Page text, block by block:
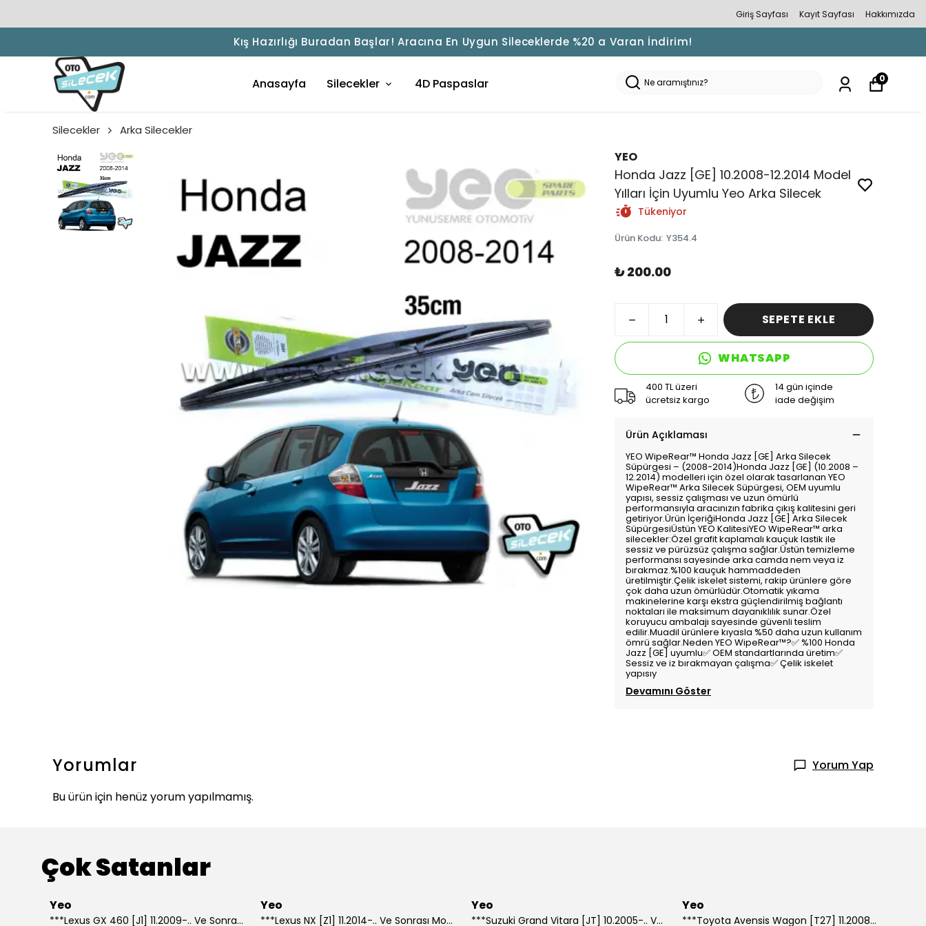
Giriş Sayfası Kayıt Sayfası Hakkımızda
Kış Hazırlığı Buradan Başlar! Aracına En Uygun Sileceklerde %20 a Varan İndirim!
Anasayfa Silecekler 4D Paspaslar 0
Silecekler Arka Silecekler
YEO
Honda Jazz [GE] 10.2008-12.2014 Model
Yılları İçin Uyumlu Yeo Arka Silecek
Tükeniyor
Ürün Kodu: Y354.4
₺ 200.00
SEPETE EKLE
WHATSAPP
400 TL üzeri
ücretsiz kargo
14 gün içinde
iade değişim
Ürün Açıklaması
YEO WipeRear™️ Honda Jazz [GE] Arka Silecek
Süpürgesi – (2008-2014)Honda Jazz [GE] (10.2008 –
12.2014) modelleri için özel olarak tasarlanan YEO
WipeRear™️ Arka Silecek Süpürgesi, OEM uyumlu
yapısı, sessiz çalışması ve uzun ömürlü
performansıyla aracınızın fabrika çıkış kalitesini geri
getiriyor.Ürün İçeriğiHonda Jazz [GE] Arka Silecek
SüpürgesiÜstün YEO KalitesiYEO WipeRear™️ arka
silecekler:Özel grafit kaplamalı kauçuk lastik ile
sessiz ve pürüzsüz çalışma sağlar.Üstün temizleme
performansı sayesinde arka camda nem veya iz
bırakmaz.%100 kauçuk hammaddeden
üretilmiştir.Çelik iskelet sistemi, rakip ürünlere göre
çok daha uzun ömürlüdür.Otomatik yıkama
makinelerine karşı ekstra güçlendirilmiş bağlantı
noktaları ile maksimum dayanıklılık sunar.Özel
koruyucu ambalajı sayesinde güvenli teslim
edilir.Muadil ürünlere kıyasla %50 daha uzun kullanım
ömrü sağlar.Neden YEO WipeRear™️?✅ %100 Honda
Jazz [GE] uyumlu✅ OEM standartlarında üretim✅
Sessiz ve iz bırakmayan çalışma✅ Çelik iskelet
yapısıy
Devamını Göster
Yorumlar
Yorum Yap
Bu ürün için henüz yorum yapılmamış.
Çok Satanlar
Yeo
***Lexus GX 460 [J1] 11.2009-.. Ve Sonrası Model Yılları İçin Uyumlu Yeo Arka Silecek
Yeo
***Lexus NX [Z1] 11.2014-.. Ve Sonrası Model Yılları İçin Uyumlu Yeo Arka Silecek
Yeo
***Suzuki Grand Vitara [JT] 10.2005-.. Ve Sonrası Model Yılları İçin Uyumlu Yeo Arka Silecek
Yeo
***Toyota Avensis Wagon [T27] 11.2008-.. Ve Sonrası Model Yılları İçin Uyumlu Yeo Arka Silecek